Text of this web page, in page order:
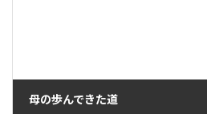
母の歩んできた道